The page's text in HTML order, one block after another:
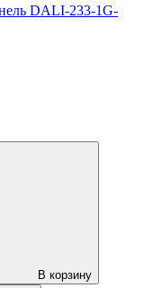
DALI-233-1G-
В корзину